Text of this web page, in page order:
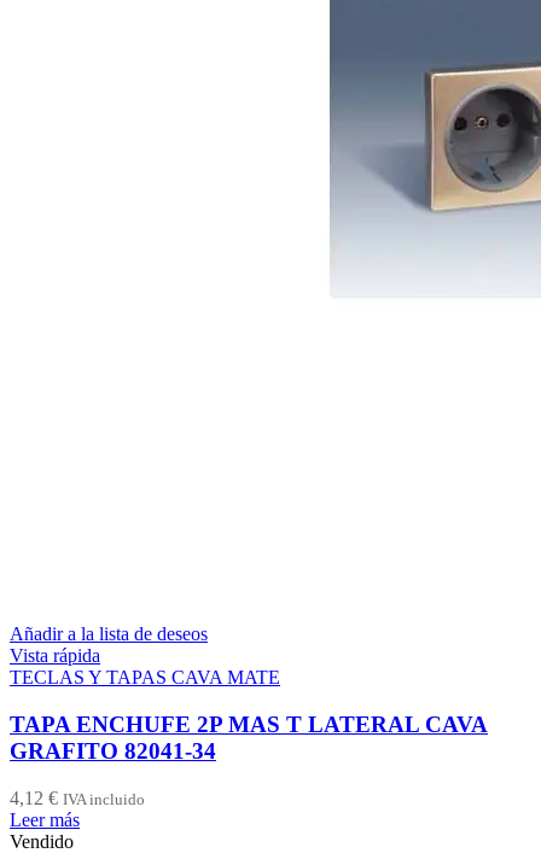
Añadir a la lista de deseos
Vista rápida
TECLAS Y TAPAS CAVA MATE
TAPA ENCHUFE 2P MAS T LATERAL CAVA
GRAFITO 82041-34
4,12 € IVA incluido
Leer más
Vendido